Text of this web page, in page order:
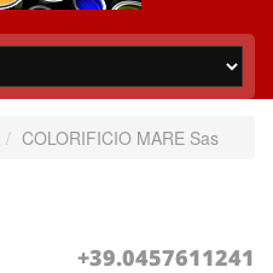
COLORIFICIO MARE Sas
+39.0457611241